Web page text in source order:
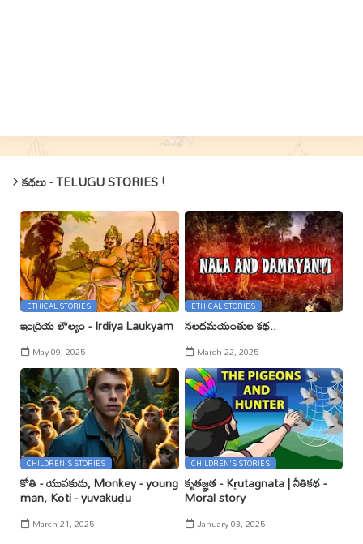
కథలు - TELUGU STORIES !
ETHICAL STORIES
ఇంద్రియ లౌల్యం - Irdiya Laukyam
May 09, 2025
ETHICAL STORIES
నలదమయంతుల కథ..
March 22, 2025
CHILDREN'S STORIES
కోతి - యువకుడు, Monkey - young
man, Kōti - yuvakuḍu
March 21, 2025
CHILDREN'S STORIES
కృతజ్ఞత - Kr̥utagnata | నీతికథ -
Moral story
January 03, 2025